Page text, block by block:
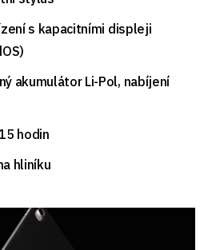
s kapacitními displeji
akumulátor Li-Pol, nabíjení
hodin
hliníku